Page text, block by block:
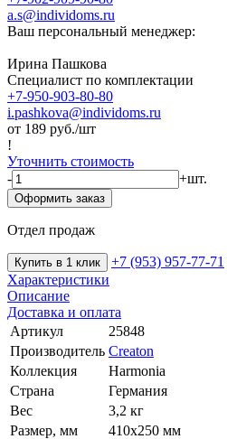
a.s@individoms.ru
Ваш персональный менеджер:
Ирина Пашкова
Специалист по комплектации
+7-950-903-80-80
i.pashkova@individoms.ru
от 189 руб./шт
!
Уточнить стоимость
-
+шт.
Оформить заказ
Отдел продаж
Купить в 1 клик +7 (953) 957-77-71
Характеристики
Описание
Доставка и оплата
Артикул
25848
Производитель Creaton
Коллекция
Harmonia
Страна
Германия
Вес
3,2 кг
Размер, мм
410x250 мм